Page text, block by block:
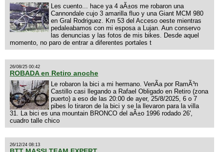
Les cuento... hace ya 4 aÃ±os me robaron una
Cannondale cujo 3 amarilla fluo y una Giant MCM 980
en Gral Rodriguez. Km 53 del Acceso oeste mientras
pedaleabamos con mi esposa a Lujan. Aun conservo
las denuncias y las fotos de mis bikes. Desde aquel
momento, no paro de entrar a diferentes portales t
26/08/25 00:42
ROBADA en Retiro anoche
Le robaron la bici a mi hermano. VenÃ­a por RamÃ³n
Castillo casi llegando a Rafael Obligado en Retiro (zona
puerto) a eso de las 20:00 de ayer, 25/8/2025, 6 o 7
pibes lo tiraron de la bici y se la llevaron para la villa
31. La bici es una mountain BRONCO del aÃ±o 1996 rodado 26',
cuadro talle chico
26/12/24 08:13